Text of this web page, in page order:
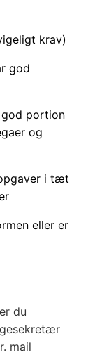
krav)
god
god portion
og
i tæt
eller er
du
mail